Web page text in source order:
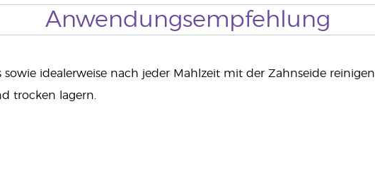
Anwendungsempfehlung
idealerweise nach jeder Mahlzeit mit der Zahnseide reinigen.
trocken lagern.